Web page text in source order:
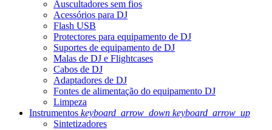
Auscultadores sem fios
Acessórios para DJ
Flash USB
Protectores para equipamento de DJ
Suportes de equipamento de DJ
Malas de DJ e Flightcases
Cabos de DJ
Adaptadores de DJ
Fontes de alimentação do equipamento DJ
Limpeza
Instrumentos keyboard_arrow_down keyboard_arrow_up
Sintetizadores